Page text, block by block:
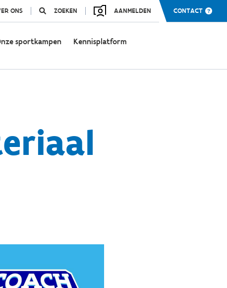
ONS ZOEKEN AANMELDEN CONTACT
sportkampen Kennisplatform